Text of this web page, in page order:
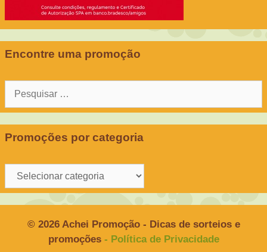
Encontre uma promoção
Promoções por categoria
Promoções
por
© 2026 Achei Promoção - Dicas de sorteios e
promoções - Política de Privacidade